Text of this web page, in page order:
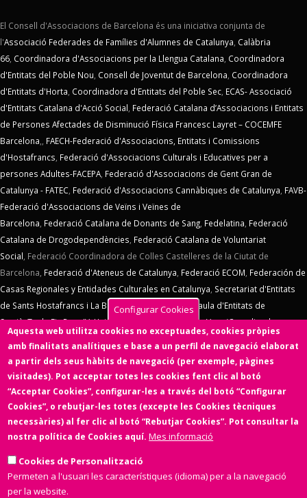
El Consell d'Associacions de Barcelona és una iniciativa conjunta de
l'Associació Federades de Famílies d'Alumnes de Catalunya Calàbria
66 Coordinadora d'Associacions per la Llengua Catalana Coordinadora
d'Entitats del Poble Nou Consell de Joventut de Barcelona Coordinadora
d'Entitats d'Horta Coordinadora d'Entitats del Poble Sec ECAS- Associació
d'Entitats Catalana d'Acció Social Federació Catalana d’Associacions i Entitats
de Persones Afectades de Disminució Física Francesc Layret – COCEMFE
Barcelona
FAECH-Federació d'Associacions, Entitats i Comissions
d'Hostafrancs Federació d'Associacions Culturals i Educatives per a
persones Adultes-FACEPA Federació d'Associacions de Gent Gran de
Catalunya - FATEC Federació d'Associacions Cannàbiques de Catalunya FAVB-
Federació d'Associacions de Veïns i Veïnes de
Barcelona Federació Catalana de Donants de Sang Fedelatina Federació
Catalana de Drogodependències Federació Catalana de Voluntariat
Social Federació Coordinadora de Colles Castelleres de la Ciutat de
Barcelona, Federació d'Ateneus de Catalunya Federació ECOM Federación de
Casas Regionales y Entidades Culturales en Catalunya Secretariat d'Entitats
de Sants Hostafrancs i La Bordeta, SOS Racisme
Taula d'Entitats de
Sarrià,Taula Eix Pere IV,Unió d'Entitats de La Marina,Vern (Coordinadora
d'Entitats de La Verneda)
Xarxa d'Economia Solidària
Consell d'Associacions de Barcelona manté un conveni de col·laboració amb
Ens de l'Asociacionisme Cultural - ENS
Coordinadora Catalana de
Fundacions. El Consell d'Associacions de Barcelona és membre deXarxa
d'Economia Solidària,FETS – Finançament Ètic i Solidari,Associació
SinergiaTIC,Coop57i deFiare
Aquesta web ha estat desenvolupada per una entitat de l'Economia
Social i Solidària,
Configurar Cookies
Aquesta web utilitza cookies no exceptuades, cookies pròpies
amb finalitats analítiques e base a un perfil de navegació elaborat
a partir dels seus hàbits de navegació (per exemple, pàgines
visitades). Pot acceptar totes les cookies fent clic al botó
“Acceptar Cookies”, configurar-les a través del botó “Configurar
Cookies”, o rebutjar-les totes (excepte les Cookies tècniques
necessàries) al fer clic al botó “Rebutjar Cookies”. Pot consultar la
nostra política de Cookies aquí. Mes informació
Cookies de Personalització
Permeten a l'usuari les característiques (idioma) per a la navegació
per la website.